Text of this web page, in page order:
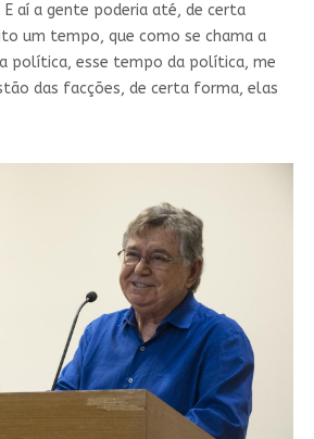
aí a gente poderia até, de certa
um tempo, que como se chama a
política, esse tempo da política, me
das facções, de certa forma, elas